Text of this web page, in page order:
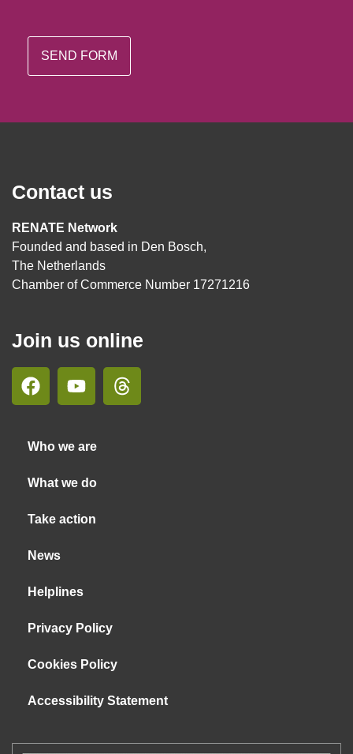
Contact us
RENATE Network
Founded and based in Den Bosch,
The Netherlands
Chamber of Commerce Number 17271216
Join us online
Who we are
What we do
Take action
News
Helplines
Privacy Policy
Cookies Policy
Accessibility Statement